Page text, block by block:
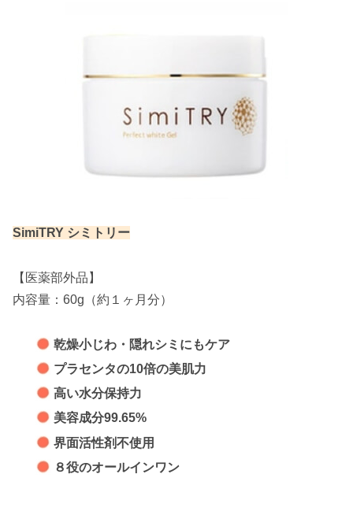
SimiTRY シミトリー
【医薬部外品】
内容量：60g（約１ヶ月分）
乾燥小じわ・隠れシミにもケア
プラセンタの10倍の美肌力
高い水分保持力
美容成分99.65%
界面活性剤不使用
８役のオールインワン